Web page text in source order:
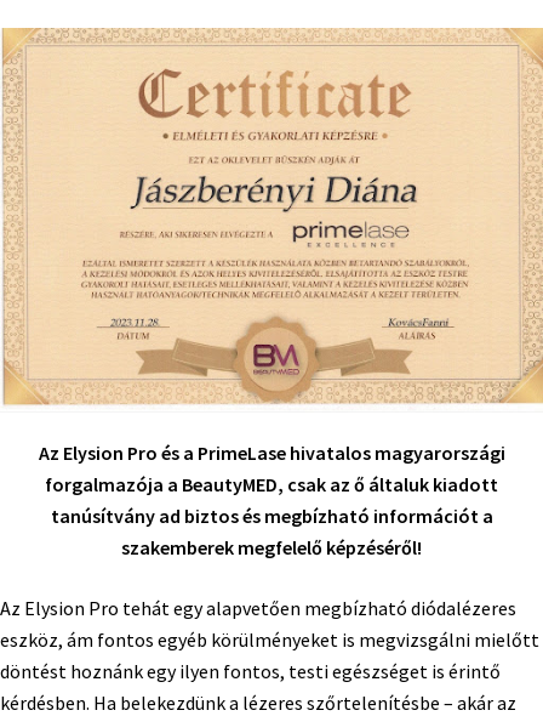
Az Elysion Pro és a PrimeLase hivatalos magyarországi
forgalmazója a BeautyMED, csak az ő általuk kiadott
tanúsítvány ad biztos és megbízható információt a
szakemberek megfelelő képzéséről!
Az Elysion Pro tehát egy alapvetően megbízható diódalézeres
eszköz, ám fontos egyéb körülményeket is megvizsgálni mielőtt
döntést hoznánk egy ilyen fontos, testi egészséget is érintő
kérdésben. Ha belekezdünk a lézeres szőrtelenítésbe – akár az